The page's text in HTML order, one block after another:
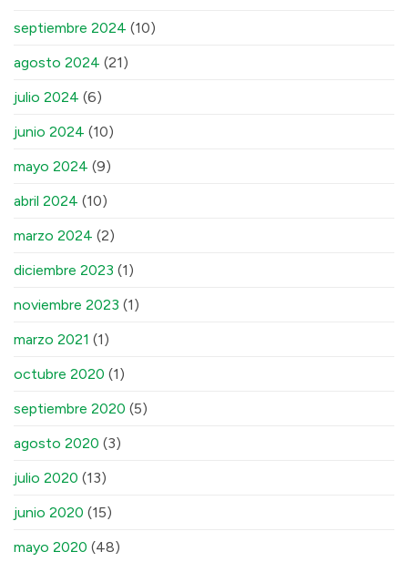
septiembre 2024 (10)
agosto 2024 (21)
julio 2024 (6)
junio 2024 (10)
mayo 2024 (9)
abril 2024 (10)
marzo 2024 (2)
diciembre 2023 (1)
noviembre 2023 (1)
marzo 2021 (1)
octubre 2020 (1)
septiembre 2020 (5)
agosto 2020 (3)
julio 2020 (13)
junio 2020 (15)
mayo 2020 (48)